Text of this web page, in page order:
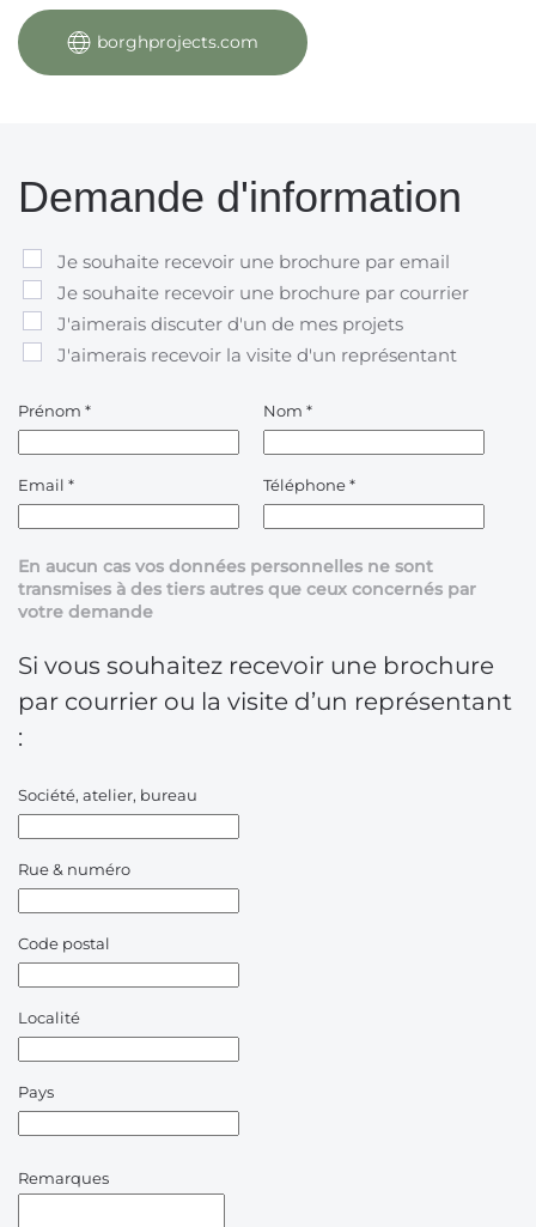
borghprojects.com
Demande d'information
Je souhaite recevoir une brochure par email
Je souhaite recevoir une brochure par courrier
J'aimerais discuter d'un de mes projets
J'aimerais recevoir la visite d'un représentant
Prénom * Nom *
Email * Téléphone*
En aucun cas vos données personnelles ne sont
transmises à des tiers autres que ceux concernés par
votre demande
Si vous souhaitez recevoir une brochure
par courrier ou la visite d’un représentant
:
Société, atelier, bureau
Rue & numéro
Code postal
Localité
Pays
Remarques